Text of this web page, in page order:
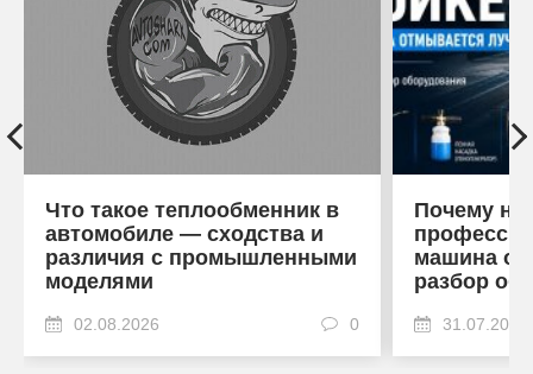
Что такое теплообменник в
автомобиле — сходства и
различия с промышленными
моделями
02.08.2026 0
Почему на
машина
разбор
31.07.2026